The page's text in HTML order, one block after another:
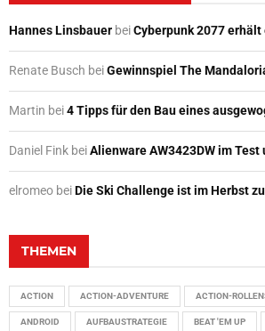
Hannes Linsbauer beiCyberpunk 2077
Renate Busch beiGewinnspiel The
Martin bei4 Tipps für den Bau eines
Daniel Fink beiAlienware AW3423DW im Test
elromeo beiDie Ski Challenge ist im Herbst
THEMEN
ACTION ACTION-ADVENTURE ACTION-
ANDROID AUFBAUSTRATEGIE BEAT 'EM UP